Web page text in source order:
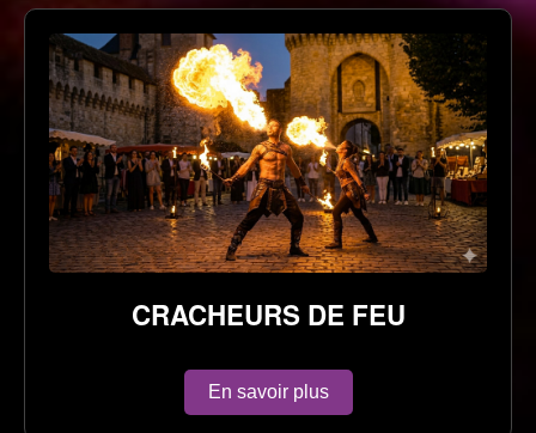
CRACHEURS DE FEU
En savoir plus